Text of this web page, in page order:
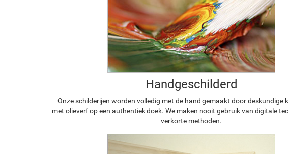
Handgeschilderd
Onze schilderijen worden volledig met de hand gemaakt door deskundige
met olieverf op een authentiek doek. We maken nooit gebruik van digitale
verkorte methoden.